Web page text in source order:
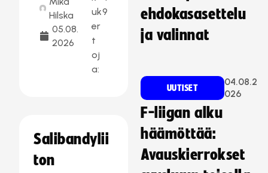
Hilska
05.08.
2026
uk
er
t
oj
a:
9
Salibandylii
ton
ehdokasasettelu
ja valinnat
UUTISET
04.08.2
026
F-liigan alku
häämöttää:
Avauskierrokset